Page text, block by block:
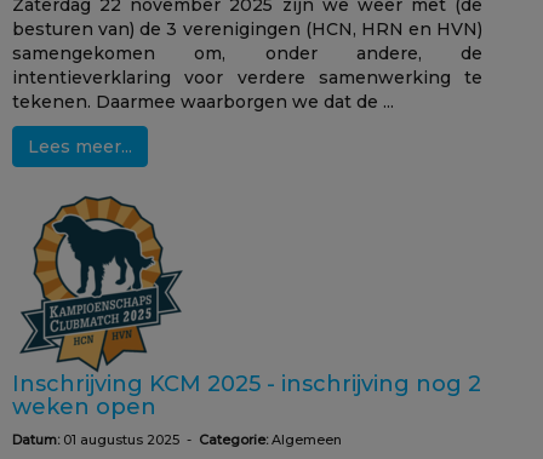
Zaterdag 22 november 2025 zijn we weer met (de
besturen van) de 3 verenigingen (HCN, HRN en HVN)
samengekomen om, onder andere, de
intentieverklaring voor verdere samenwerking te
tekenen. Daarmee waarborgen we dat de ...
Lees meer...
Inschrijving KCM 2025 - inschrijving nog 2
weken open
Datum:01 augustus 2025 - Categorie:Algemeen